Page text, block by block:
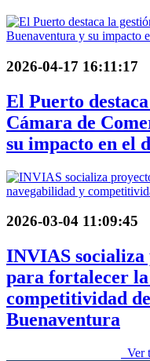
2026-04-17 16:11:17
El Puerto
Cámara de
su impacto en el
2026-03-04 11:09:45
INVIAS socializa
para fortalecer
competitividad
Buenaventura
Ver